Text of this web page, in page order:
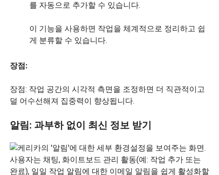
를 자동으로 추가할 수 있습니다.
이 기능을 사용하면 작업을 체계적으로 정리하고 쉽
게 분류할 수 있습니다.
장점:
장점: 작업 공간의 시각적 측면을 조정하면 더 직관적이고
덜 어수선해져 집중력이 향상됩니다.
알림: 과부하 없이 최신 정보 받기